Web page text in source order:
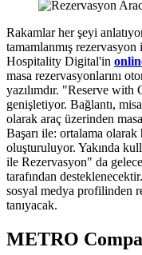
Rakamlar her şeyi
tamamlanmış
Hospitality Digital'in
masa rezervasyonlarını
yazılımdır. "Reserve with
genişletiyor. Bağlantı,
olarak araç üzerinden
Başarı ile: ortalama
oluşturuluyor. Yakında
ile Rezervasyon" da
tarafından
sosyal medya profilinden
tanıyacak.
METRO